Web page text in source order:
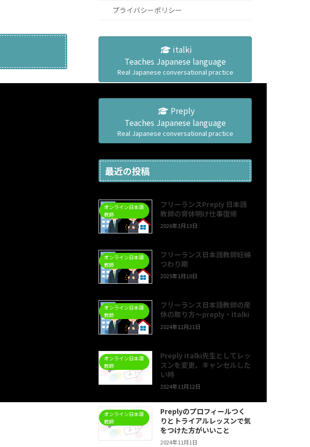
プライバシーポリシー
italki
Teaches Japanese language
Real Japanese conversational practice
Preply
Teaches Japanese language
Real Japanese conversational practice
最近の投稿
オンライン日本語
教師
フリーランスPreply 日本語
教師の育休明け仕事復帰
2026年3月13日
オンライン日本語
教師
フリーランス日本語教師妊婦
つわり期
2025年1月10日
オンライン日本語
教師
フリーランス日本語教師の産
休の取り方〜preply・italki
2024年12月21日
オンライン日本語
教師
Preply italki先生としてレッ
スンを変更、キャンセルした
い時
2024年11月12日
オンライン日本語
教師
Preplyのプロフィールつく
りとトライアルレッスンで気
をつけた方がいいこと
2024年11月1日